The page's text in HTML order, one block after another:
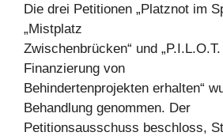
Die drei Petitionen „Platznot im
„Mistplatz
Zwischenbrücken“ und
Finanzierung von
Behindertenprojekten erhalten“
Behandlung genommen. Der
Petitionsausschuss beschloss,